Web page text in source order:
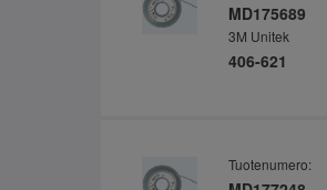
MD175689
3M Unitek
406-621
Tuotenumero: